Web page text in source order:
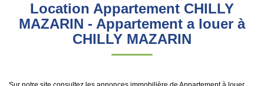
Faire Gérer
Conciergerie
Type de bien
Budget max Plus de critères
Location Appartement CHILLY
MAZARIN - Appartement a louer à
CHILLY MAZARIN